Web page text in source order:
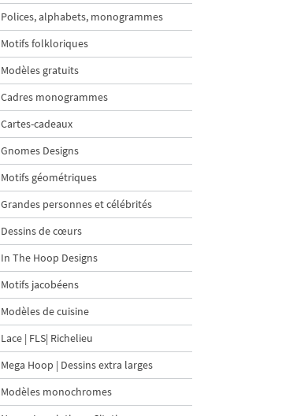
$4| Acheter
Chevreau au nœud rouge
– broderie machine, 4
tailles
$4| Acheter
Polices, alphabets, monogrammes
Motifs folkloriques
Modèles gratuits
Cadres monogrammes
Cartes-cadeaux
Gnomes Designs
Motifs géométriques
Grandes personnes et célébrités
Dessins de cœurs
In The Hoop Designs
Motifs jacobéens
Modèles de cuisine
Lace | FLS| Richelieu
Mega Hoop | Dessins extra larges
Modèles monochromes